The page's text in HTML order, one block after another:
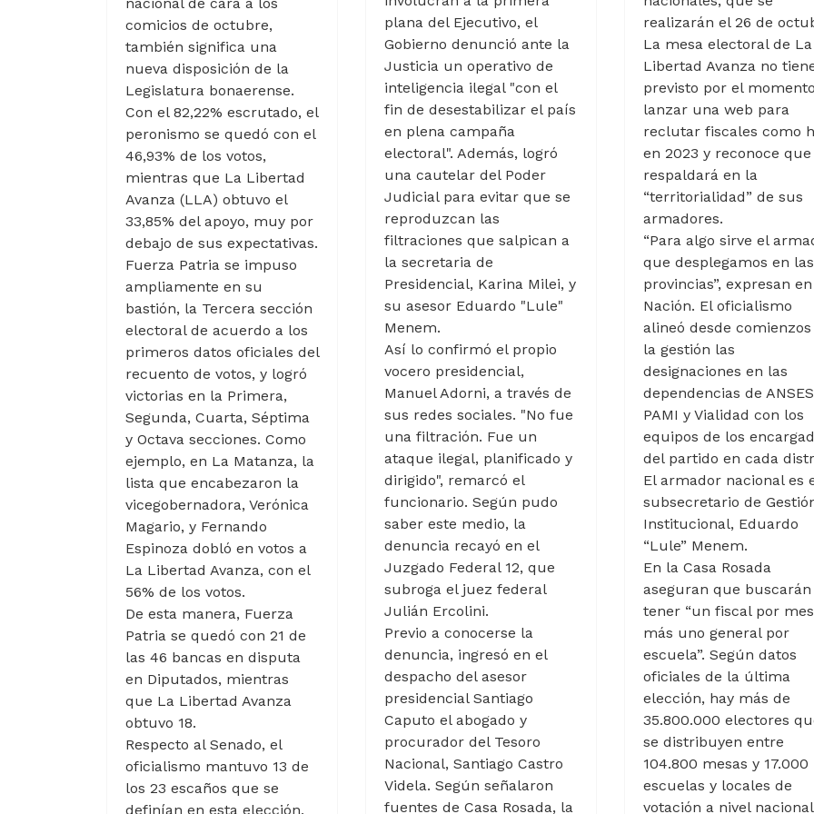
comicios de octubre,
también significa una
nueva disposición de la
Legislatura bonaerense.
Con el 82,22% escrutado, el
peronismo se quedó con el
46,93% de los votos,
mientras que La Libertad
Avanza (LLA) obtuvo el
33,85% del apoyo, muy por
debajo de sus expectativas.
Fuerza Patria se impuso
ampliamente en su
bastión, la Tercera sección
electoral de acuerdo a los
primeros datos oficiales del
recuento de votos, y logró
victorias en la Primera,
Segunda, Cuarta, Séptima
y Octava secciones. Como
ejemplo, en La Matanza, la
lista que encabezaron la
vicegobernadora, Verónica
Magario, y Fernando
Espinoza dobló en votos a
La Libertad Avanza, con el
56% de los votos.
De esta manera, Fuerza
Patria se quedó con 21 de
las 46 bancas en disputa
en Diputados, mientras
que La Libertad Avanza
obtuvo 18.
Respecto al Senado, el
oficialismo mantuvo 13 de
los 23 escaños que se
definían en esta elección,
plana del Ejecutivo, el
Gobierno denunció ante la
Justicia un operativo de
inteligencia ilegal "con el
fin de desestabilizar el país
en plena campaña
electoral". Además, logró
una cautelar del Poder
Judicial para evitar que se
reproduzcan las
filtraciones que salpican a
la secretaria de
Presidencial, Karina Milei, y
su asesor Eduardo "Lule"
Menem.
Así lo confirmó el propio
vocero presidencial,
Manuel Adorni, a través de
sus redes sociales. "No fue
una filtración. Fue un
ataque ilegal, planificado y
dirigido", remarcó el
funcionario. Según pudo
saber este medio, la
denuncia recayó en el
Juzgado Federal 12, que
subroga el juez federal
Julián Ercolini.
Previo a conocerse la
denuncia, ingresó en el
despacho del asesor
presidencial Santiago
Caputo el abogado y
procurador del Tesoro
Nacional, Santiago Castro
Videla. Según señalaron
fuentes de Casa Rosada, la
realizarán el 26 de
La mesa electoral de La
Libertad Avanza no
previsto por el momento
lanzar una web para
reclutar fiscales como
en 2023 y reconoce que
respaldará en la
“territorialidad” de sus
armadores.
“Para algo sirve el
que desplegamos en las
provincias”, expresan en
Nación. El oficialismo
alineó desde comienzos
la gestión las
designaciones en las
dependencias de
PAMI y Vialidad con los
equipos de los
del partido en cada
El armador nacional es
subsecretario de
Institucional, Eduardo
“Lule” Menem.
En la Casa Rosada
aseguran que buscarán
tener “un fiscal por
más uno general por
escuela”. Según datos
oficiales de la última
elección, hay más de
35.800.000 electores
se distribuyen entre
104.800 mesas y 17.000
escuelas y locales de
votación a nivel